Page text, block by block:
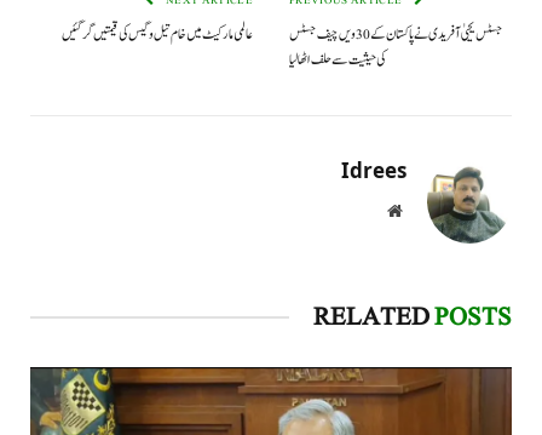
جسٹس یحییٰ آفریدی نے پاکستان کے 30ویں چیف جسٹس
کی حیثیت سے حلف اٹھا لیا
عالمی مارکیٹ میں خام تیل و گیس کی قیمتیں گر گئیں
Idrees
Website
RELATEDPOSTS